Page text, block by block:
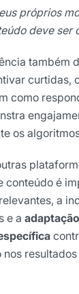
próprios
deve ser
também
curtidas,
como
os
conteúdo é
a
e a